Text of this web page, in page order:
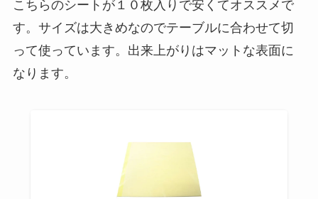
こちらのシートが１０枚入りで安くてオススメで
す。サイズは大きめなのでテーブルに合わせて切
って使っています。出来上がりはマットな表面に
なります。